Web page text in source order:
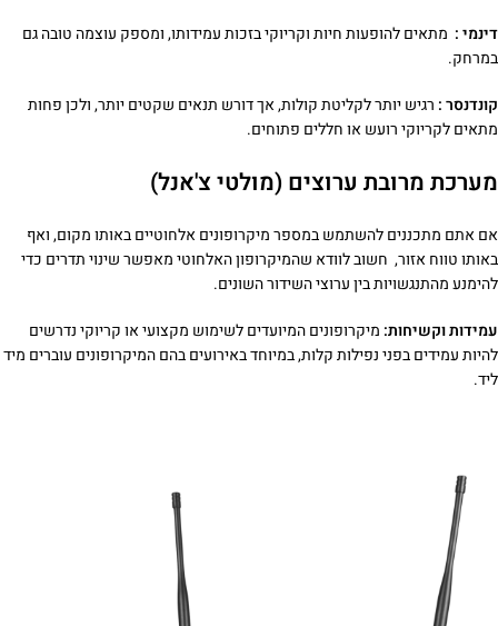
דינמי : מתאים להופעות חיות וקריוקי בזכות עמידותו, ומספק עוצמה טובה גם
במרחק.
קונדנסר : רגיש יותר לקליטת קולות, אך דורש תנאים שקטים יותר, ולכן פחות
מתאים לקריוקי רועש או חללים פתוחים.
מערכת מרובת ערוצים (מולטי צ'אנל)
אם אתם מתכננים להשתמש במספר מיקרופונים אלחוטיים באותו מקום, ואף
באותו טווח אזור, חשוב לוודא שהמיקרופון האלחוטי מאפשר שינוי תדרים כדי
להימנע מהתנגשויות בין ערוצי השידור השונים.
עמידות וקשיחות: מיקרופונים המיועדים לשימוש מקצועי או קריוקי נדרשים
להיות עמידים בפני נפילות קלות, במיוחד באירועים בהם המיקרופונים עוברים מיד
ליד.